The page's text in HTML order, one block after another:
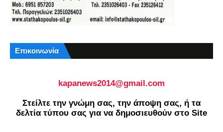
Επικοινωνία
kapanews2014@gmail.com
Στείλτε την γνώμη σας, την άποψη σας, ή τα
δελτία τύπου σας για να δημοσιευθούν στο Site